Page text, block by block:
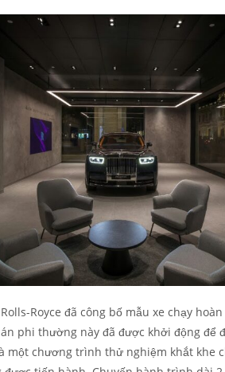
Royce đã công bố mẫu xe chạy
phi thường này đã được khởi động để
một chương trình thử nghiệm khắt khe